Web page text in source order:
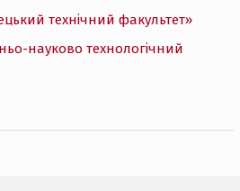
технічний факультет»
науково технологічний